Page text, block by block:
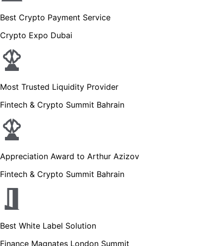
Best Crypto Payment Service
Crypto Expo Dubai
Most Trusted Liquidity Provider
Fintech & Crypto Summit Bahrain
Appreciation Award to Arthur Azizov
Fintech & Crypto Summit Bahrain
Best White Label Solution
Finance Magnates London Summit